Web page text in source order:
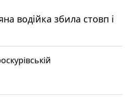
водійка збила стовп і